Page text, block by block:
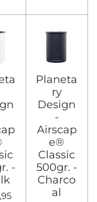
-
Planeta
ry
Design
-
Airscap
e®
Classic
500gr. -
Charco
al